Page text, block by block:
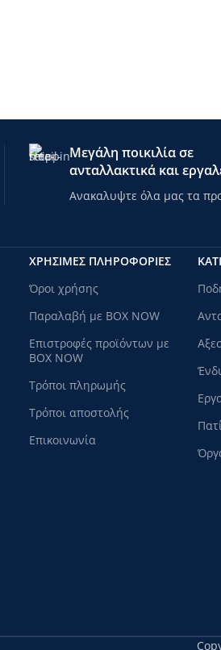
Μεγάλη ποικιλία σε
ανταλλακτικά και
Ανακαλυψτε όλα μας τα
ΧΡΗΣΙΜΕΣ ΠΛΗΡΟΦΟΡΙΕΣ
Όροι χρήσης
Παραλαβή με BOX NOW
Επιστροφές προϊόντων με
BOX NOW
Τρόποι πληρωμής
Τρόποι αποστολής
Επικοινωνία